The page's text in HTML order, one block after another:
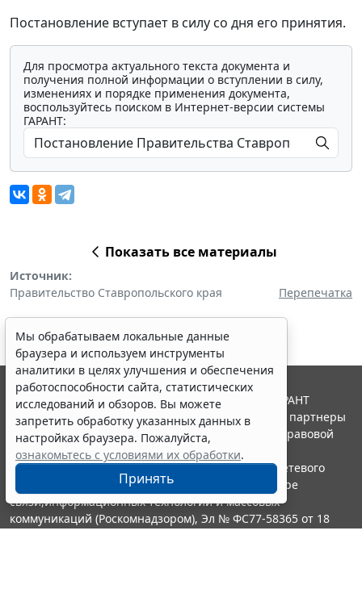
Постановление вступает в силу со дня его принятия.
Для просмотра актуального текста документа и
получения полной информации о вступлении в силу,
изменениях и порядке применения документа,
воспользуйтесь поиском в Интернет-версии системы
ГАРАНТ:
Показать все материалы
Источник:
Правительство Ставропольского края
Перепечатка
Мы обрабатываем локальные данные
браузера и используем инструменты
аналитики в целях улучшения и обеспечения
работоспособности сайта, статистических
исследований и обзоров. Вы можете
запретить обработку указанных данных в
настройках браузера. Пожалуйста,
ознакомьтесь с условиями их обработки.
Принять
© ООО "НПП "ГАРАНТ-СЕРВИС", 2026. Система ГАРАНТ
выпускается с 1990 года. Компания "Гарант" и ее партнеры
являются участниками Российской ассоциации правовой
информации ГАРАНТ.
Портал ГАРАНТ.РУ зарегистрирован в качестве сетевого
издания Федеральной службой по надзору в сфере
связи,информационных технологий и массовых
коммуникаций (Роскомнадзором), Эл № ФС77-58365 от 18